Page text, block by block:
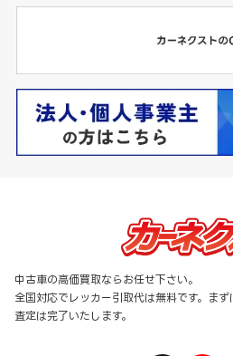
中古車の高価買取ならお任せ下さい。
全国対応でレッカー引取代は無料です。ま
査定は完了いたします。